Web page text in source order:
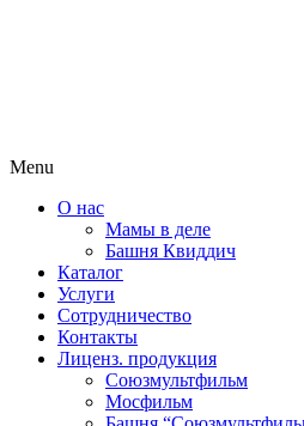
Menu
О нас
Мамы в деле
Башня Квиддич
Каталог
Услуги
Сотрудничество
Контакты
Лиценз. продукция
Союзмультфильм
Мосфильм